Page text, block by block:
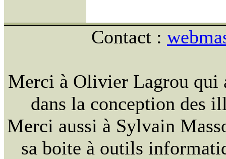
Contact :
Merci à Olivier Lagrou qui
dans la conception des
Merci aussi à Sylvain
sa boite à outils